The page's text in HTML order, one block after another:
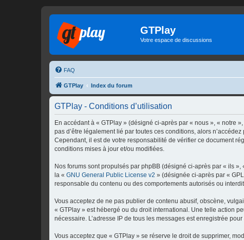
GTPlay
Votre espace de discussions
FAQ
GTPlay Index du forum
GTPlay - Conditions d’utilisation
En accédant à « GTPlay » (désigné ci-après par « nous », « notre
pas d’être légalement lié par toutes ces conditions, alors
Cependant, il est de votre responsabilité de vérifier ce document
conditions mises à jour et/ou modifiées.
Nos forums sont propulsés par phpBB (désigné ci-après par « ils
la « GNU General Public License v2 » (désignée ci-après par «
responsable du contenu ou des comportements autorisés ou
Vous acceptez de ne pas publier de contenu abusif, obscène,
« GTPlay » est hébergé ou du droit international. Une telle action
nécessaire. L’adresse IP de tous les messages est enregistrée
Vous acceptez que « GTPlay » se réserve le droit de supprimer,